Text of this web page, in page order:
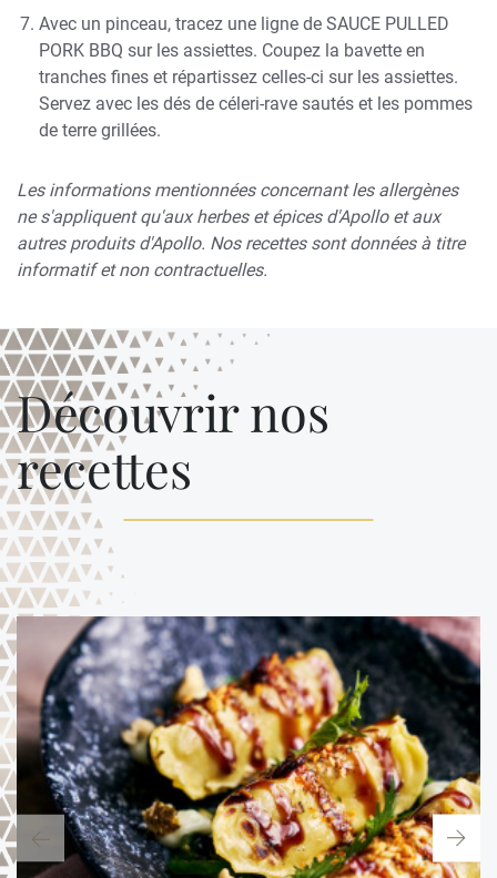
Avec un pinceau, tracez une ligne de SAUCE PULLED
PORK BBQ sur les assiettes. Coupez la bavette en
tranches fines et répartissez celles-ci sur les assiettes.
Servez avec les dés de céleri-rave sautés et les pommes
de terre grillées.
Les informations mentionnées concernant les allergènes
ne s'appliquent qu'aux herbes et épices d'Apollo et aux
autres produits d'Apollo. Nos recettes sont données à titre
informatif et non contractuelles.
Découvrir nos
recettes